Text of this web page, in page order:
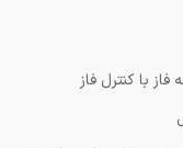
با کنترل فاز